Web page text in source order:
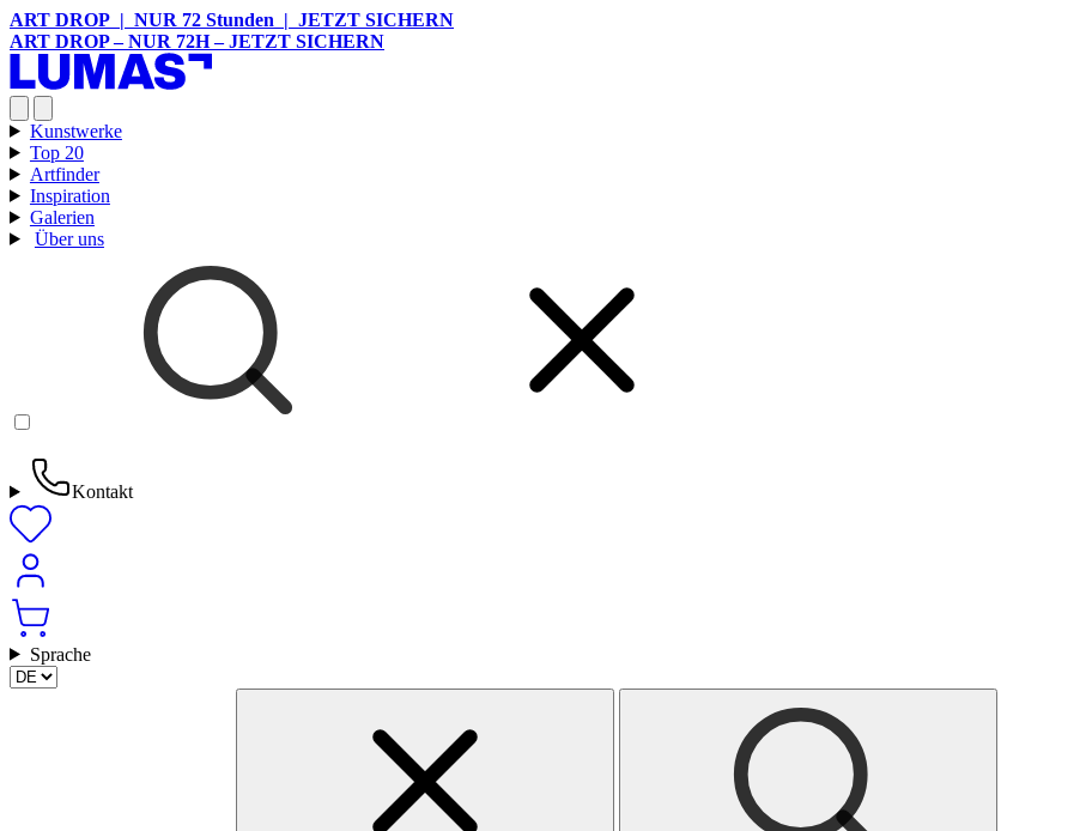
ART DROP | NUR 72 Stunden | JETZT SICHERN
ART DROP – NUR 72H – JETZT SICHERN
Kunstwerke
Top 20
Artfinder
Inspiration
Galerien
Über uns
Kontakt
Sprache